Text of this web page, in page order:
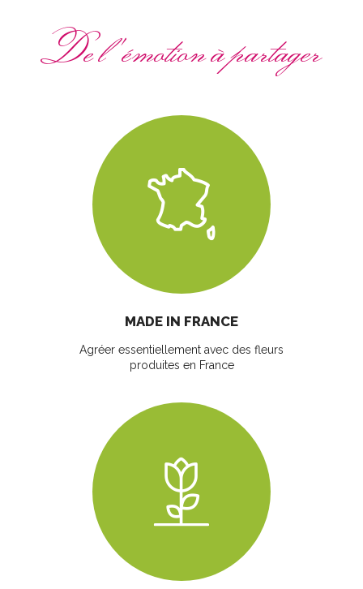
De l'émotion à partager
MADE IN FRANCE
Agréer essentiellement avec des fleurs
produites en France